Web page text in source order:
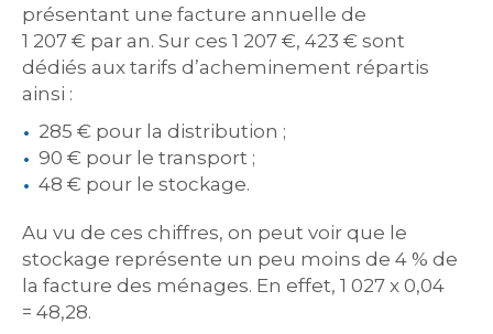
présentant une facture annuelle de
1 207 € par an. Sur ces 1 207 €, 423 € sont
dédiés aux tarifs d’acheminement répartis
ainsi :
285 € pour la distribution ;
90 € pour le transport ;
48 € pour le stockage.
Au vu de ces chiffres, on peut voir que le
stockage représente un peu moins de 4 % de
la facture des ménages. En effet, 1 027 x 0,04
= 48,28.